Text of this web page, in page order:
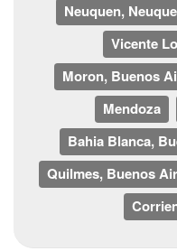
Neuquen,
Vicente
Moron, Buenos
Mendoza
Bahia Blanca,
Quilmes, Buenos